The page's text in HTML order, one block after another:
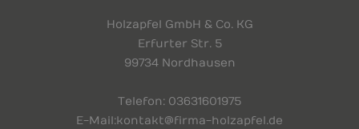
Holzapfel GmbH & Co. KG
Erfurter Str. 5
99734 Nordhausen
Telefon: 03631 601975
E-Mail:kontakt@firma-holzapfel.de